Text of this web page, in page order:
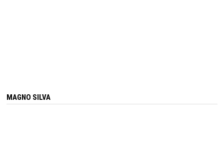
MAGNO SILVA